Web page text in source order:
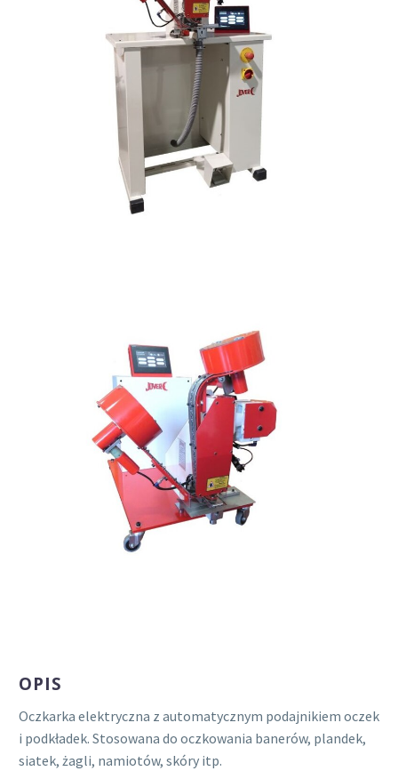
OPIS
Oczkarka elektryczna z automatycznym podajnikiem oczek
i podkładek. Stosowana do oczkowania banerów, plandek,
siatek, żagli, namiotów, skóry itp.